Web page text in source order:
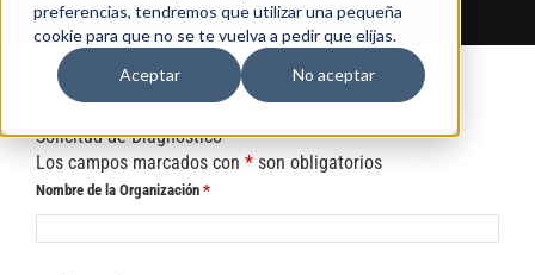
preferencias, tendremos que utilizar una pequeña
cookie para que no se te vuelva a pedir que elijas.
Aceptar
No aceptar
Solicitud de Diagnóstico
Los campos marcados con * son obligatorios
Nombre de la Organización *